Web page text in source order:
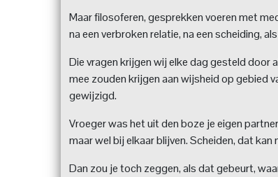
Maar filosoferen, gesprekken voeren met
na een verbroken relatie, na een scheiding,
Die vragen krijgen wij elke dag gesteld door
mee zouden krijgen aan wijsheid op gebied
gewijzigd.
Vroeger was het uit den boze je eigen
maar wel bij elkaar blijven. Scheiden, dat
Dan zou je toch zeggen, als dat gebeurt,